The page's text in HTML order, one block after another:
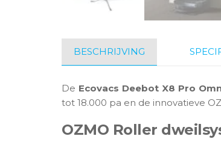
BESCHRIJVING
De Ecovacs Deebot X8 Pro
tot 18.000 pa en de innovatieve
OZMO Roller